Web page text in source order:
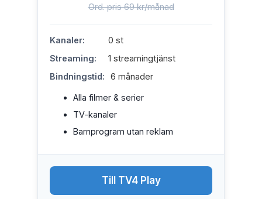
Ord. pris 69 kr/månad
Kanaler:
0 st
Streaming:
1 streamingtjänst
Bindningstid:
6 månader
Alla filmer & serier
TV-kanaler
Barnprogram utan reklam
Till TV4 Play